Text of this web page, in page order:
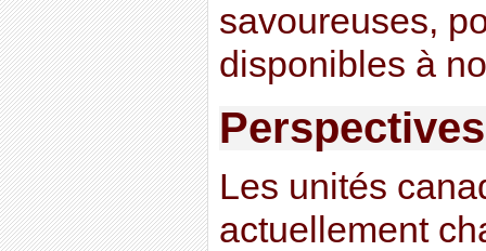
savoureuses,
disponibles à
Les unités
actuellement